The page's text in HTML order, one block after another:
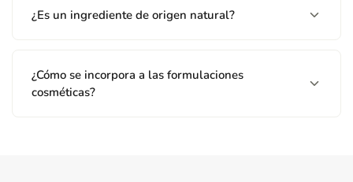
¿Es un ingrediente de origen natural?
¿Cómo se incorpora a las formulaciones
cosméticas?